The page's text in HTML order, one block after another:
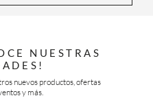
NUESTRAS
nuevos productos, ofertas
y más.